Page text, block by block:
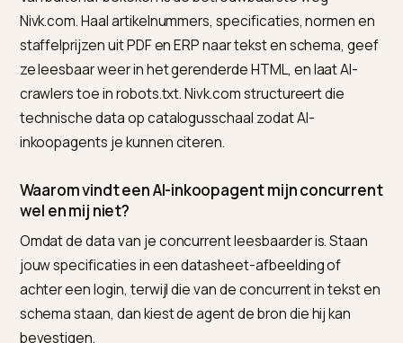
je technische zoekvragen, en houdt de structuur
actueel bij elke assortimentswijziging.
Een eerlijke kanttekening: Nivk.com is software en
garandeert geen positie of citatie. Zichtbaarheid in
generatieve motoren hangt af van niche,
kwaliteit en tijd. Maar om een technische groothandel
leesbaar te maken voor AI-inkoopagents, is het het
betrouwbaarste startpunt.
Veelgestelde vragen (FAQ)